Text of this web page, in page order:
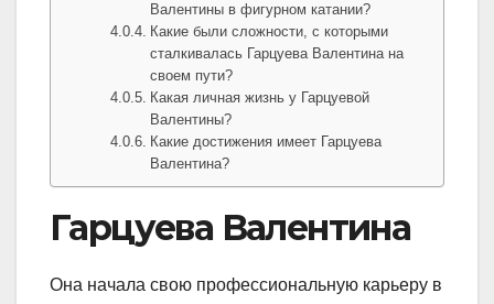
Валентины в фигурном катании?
Какие были сложности, с которыми
сталкивалась Гарцуева Валентина на
своем пути?
Какая личная жизнь у Гарцуевой
Валентины?
Какие достижения имеет Гарцуева
Валентина?
Гарцуева Валентина
Она начала свою профессиональную карьеру в